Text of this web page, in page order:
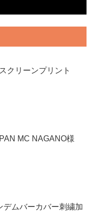
クリーンプリント
MC NAGANO様
ムバーカバー刺繍加